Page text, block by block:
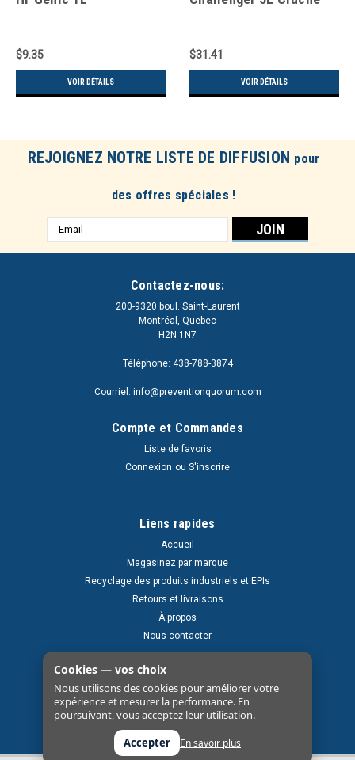
$9.35
VOIR DÉTAILS
$31.41
VOIR DÉTAILS
REJOIGNEZ NOTRE LISTE DE DIFFUSION pour
des offres spéciales !
Adresse
e-
Contactez-nous:
200-9320 boul. Saint-Laurent
Montréal, Quebec
H2N 1N7
Téléphone: 438-788-3874
Courriel: info@preventionquorum.com
Compte et Commandes
Liste de favoris
Connexion ou S'inscrire
Liens rapides
Accueil
Magasinez par marque
Recyclage des produits industriels et EPIs
Retours et livraisons
À propos
Nous contacter
Cookies — vos choix
Nous utilisons des cookies pour améliorer votre
expérience et mesurer la performance. En
poursuivant, vous acceptez leur utilisation.
Accepter
En savoir plus